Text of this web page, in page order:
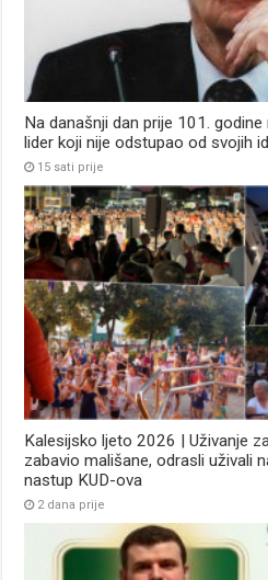
Na današnji dan prije 101.
lider koji nije odstupao od svojih
15 sati prije
Kalesijsko ljeto 2026 | Uživanje
zabavio mališane, odrasli uživali
nastup KUD-ova
2 dana prije